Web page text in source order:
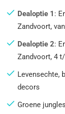
Dealoptie 1 :
Zandvoort,
Dealoptie 2:
Zandvoort, 4
Levensechte,
decors
Groene